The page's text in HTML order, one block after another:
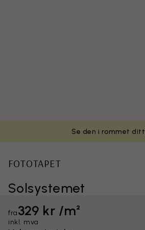
Se den i rommet ditt
Solsystemet
FOTOTAPET
fra329 kr /m²
inkl. mva